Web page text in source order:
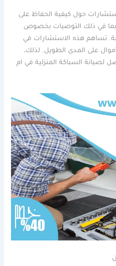
حول كيفية الحفاظ على
بما في ذلك التوصيات بخصوص
تساهم هذه الاستشارات في
على المدى الطويل. لذلك،
لصيانة السباكة المنزلية في ام